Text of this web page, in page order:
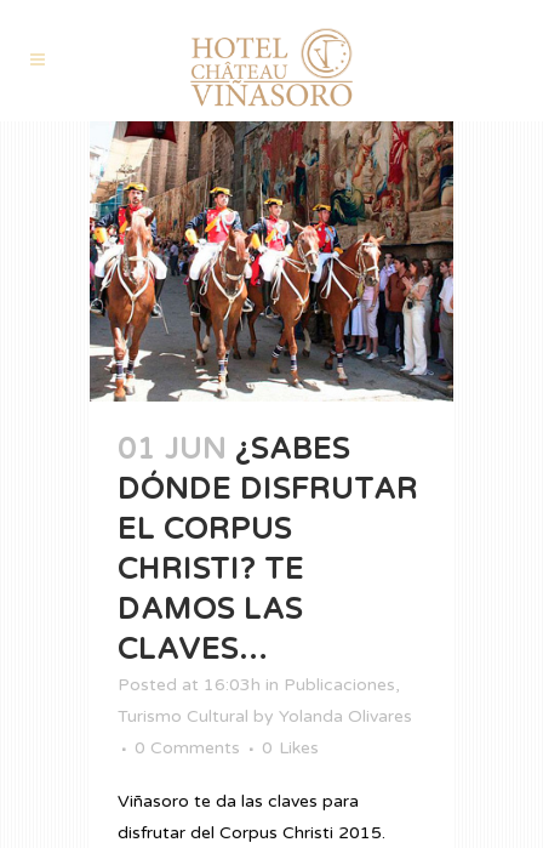
01 JUN ¿SABES
DÓNDE DISFRUTAR
EL CORPUS
CHRISTI? TE
DAMOS LAS
CLAVES…
Posted at 16:03h in Publicaciones,
Turismo Cultural by Yolanda Olivares
0 Comments
0 Likes
Viñasoro te da las claves para
disfrutar del Corpus Christi 2015.